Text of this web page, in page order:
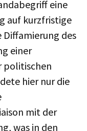
eine
auf kurzfristige
des
einer
politischen
hier nur die
mit der
was in den